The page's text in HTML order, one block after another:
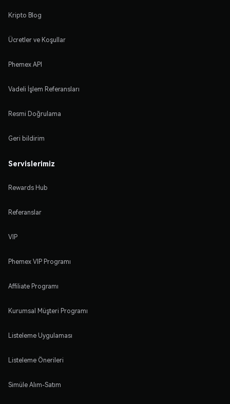
Kripto Blog
Ücretler ve Koşullar
Phemex API
Vadeli İşlem Referansları
Resmi Doğrulama
Geri bildirim
Servislerimiz
Rewards Hub
Referanslar
VIP
Phemex VIP Programı
Affiliate Programı
Kurumsal Müşteri Programı
Listeleme Uygulaması
Listeleme Önerileri
Simüle Alım-Satım